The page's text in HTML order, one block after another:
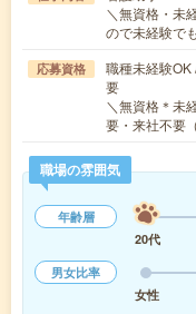
＼無資格・未
ので未経験で
応募資格
職種未経験OK
要
＼無資格＊未
要・来社不要
職場の雰囲気
年齢層
20代
男女比率
女性